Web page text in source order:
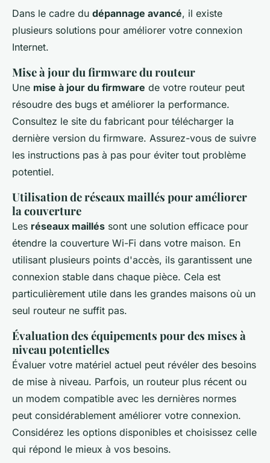
Dans le cadre du dépannage avancé, il existe
plusieurs solutions pour améliorer votre connexion
Internet.
Mise à jour du firmware du routeur
Une mise à jour du firmware de votre routeur peut
résoudre des bugs et améliorer la performance.
Consultez le site du fabricant pour télécharger la
dernière version du firmware. Assurez-vous de suivre
les instructions pas à pas pour éviter tout problème
potentiel.
Utilisation de réseaux maillés pour améliorer
la couverture
Les réseaux maillés sont une solution efficace pour
étendre la couverture Wi-Fi dans votre maison. En
utilisant plusieurs points d'accès, ils garantissent une
connexion stable dans chaque pièce. Cela est
particulièrement utile dans les grandes maisons où un
seul routeur ne suffit pas.
Évaluation des équipements pour des mises à
niveau potentielles
Évaluer votre matériel actuel peut révéler des besoins
de mise à niveau. Parfois, un routeur plus récent ou
un modem compatible avec les dernières normes
peut considérablement améliorer votre connexion.
Considérez les options disponibles et choisissez celle
qui répond le mieux à vos besoins.